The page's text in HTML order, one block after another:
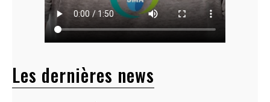
Les dernières news